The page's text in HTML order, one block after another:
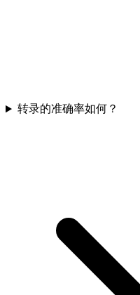
转录的准确率如何？